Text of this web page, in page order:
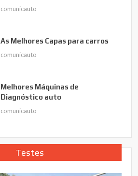
comunicauto
As Melhores Capas para carros
comunicauto
Melhores Máquinas de
Diagnóstico auto
comunicauto
Testes